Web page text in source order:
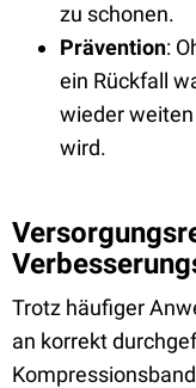
zu schonen.
Prävention:
ein Rückfall
wieder
wird.
Trotz häufiger
an korrekt